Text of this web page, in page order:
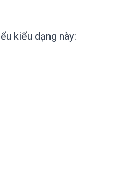
kiểu dạng này: